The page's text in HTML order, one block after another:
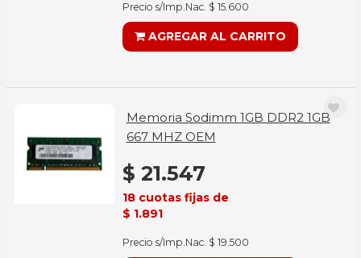
Precio s/Imp.Nac. $ 15.600
AGREGAR AL CARRITO
Memoria Sodimm 1GB DDR2 1GB
667 MHZ OEM
$ 21.547
18 cuotas fijas de
$ 1.891
Precio s/Imp.Nac. $ 19.500